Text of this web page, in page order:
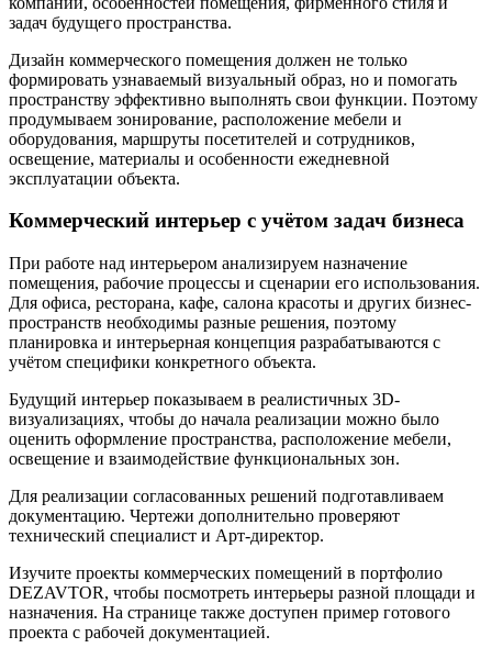
задач будущего пространства.
Дизайн коммерческого помещения должен не только
формировать узнаваемый визуальный образ, но и помогать
пространству эффективно выполнять свои функции. Поэтому
продумываем зонирование, расположение мебели и
оборудования, маршруты посетителей и сотрудников,
освещение, материалы и особенности ежедневной
эксплуатации объекта.
Коммерческий интерьер с учётом задач бизнеса
При работе над интерьером анализируем назначение
помещения, рабочие процессы и сценарии его использования.
Для офиса, ресторана, кафе, салона красоты и других бизнес-
пространств необходимы разные решения, поэтому
планировка и интерьерная концепция разрабатываются с
учётом специфики конкретного объекта.
Будущий интерьер показываем в реалистичных 3D-
визуализациях, чтобы до начала реализации можно было
оценить оформление пространства, расположение мебели,
освещение и взаимодействие функциональных зон.
Для реализации согласованных решений подготавливаем
документацию. Чертежи дополнительно проверяют
технический специалист и Арт-директор.
Изучите проекты коммерческих помещений в портфолио
DEZAVTOR, чтобы посмотреть интерьеры разной площади и
назначения. На странице также доступен пример готового
проекта с рабочей документацией.